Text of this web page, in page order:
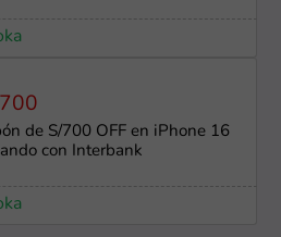
de S/700 OFF en iPhone 16
con Interbank